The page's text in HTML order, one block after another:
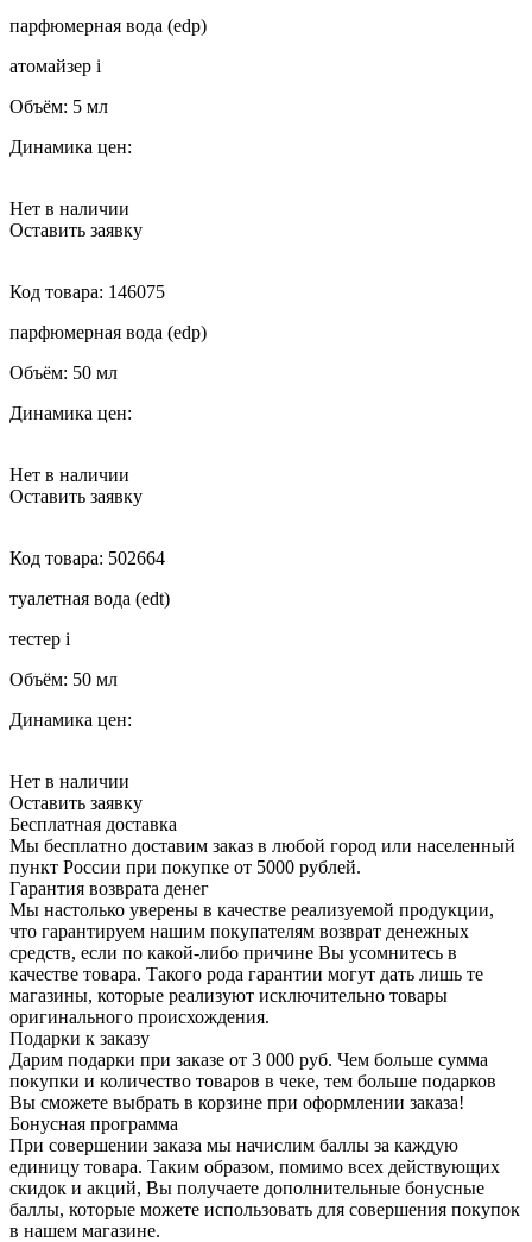
парфюмерная вода (edp)
атомайзер i
Объём: 5 мл
Динамика цен:
Нет в наличии
Оставить заявку
Код товара: 146075
парфюмерная вода (edp)
Объём: 50 мл
Динамика цен:
Нет в наличии
Оставить заявку
Код товара: 502664
туалетная вода (edt)
тестер i
Объём: 50 мл
Динамика цен:
Нет в наличии
Оставить заявку
Бесплатная доставка
Мы бесплатно доставим заказ в любой город или населенный
пункт России при покупке от 5000 рублей.
Гарантия возврата денег
Мы настолько уверены в качестве реализуемой продукции,
что гарантируем нашим покупателям возврат денежных
средств, если по какой-либо причине Вы усомнитесь в
качестве товара. Такого рода гарантии могут дать лишь те
магазины, которые реализуют исключительно товары
оригинального происхождения.
Подарки к заказу
Дарим подарки при заказе от 3 000 руб. Чем больше сумма
покупки и количество товаров в чеке, тем больше подарков
Вы сможете выбрать в корзине при оформлении заказа!
Бонусная программа
При совершении заказа мы начислим баллы за каждую
единицу товара. Таким образом, помимо всех действующих
скидок и акций, Вы получаете дополнительные бонусные
баллы, которые можете использовать для совершения покупок
в нашем магазине.